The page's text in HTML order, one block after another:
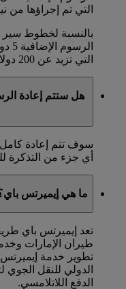
التي تم إجراؤها من
بالنسبة لخطوط سير
التي تزيد عن 200 دولار أميركي.
هل ستتم إعادة
سوف تتم إعادة كامل
أي جزء من التذكرة
ما هي إيميرتس
تعد إيميرتس باي
طيران الإمارات
تطوير خدمة إيميرتس
الدولي للنقل الجوي
الدفع اللاتلامسي.